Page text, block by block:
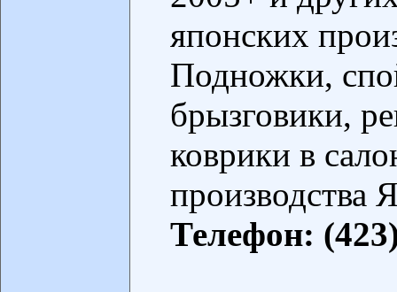
японских
Подножки,
брызговики,
коврики в
производства
Телефон: